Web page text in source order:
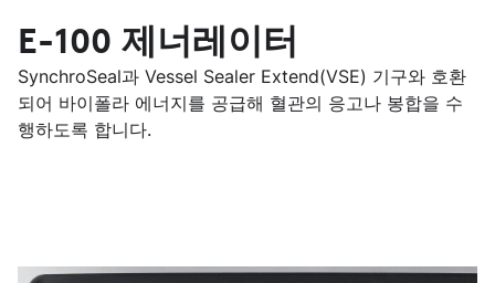
E-100 제너레이터
SynchroSeal과 Vessel Sealer Extend(VSE) 기구와 호환
되어 바이폴라 에너지를 공급해 혈관의 응고나 봉합을 수
행하도록 합니다.